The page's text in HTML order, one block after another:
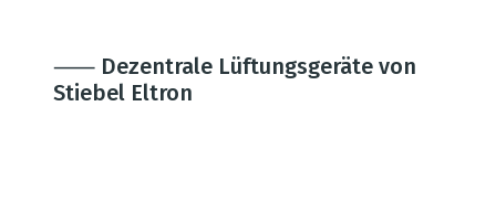
⸺ Dezentrale Lüftungsgeräte von
Stiebel Eltron